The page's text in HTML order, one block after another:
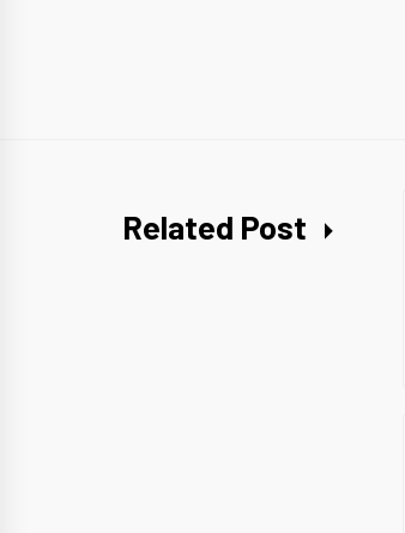
Related Post